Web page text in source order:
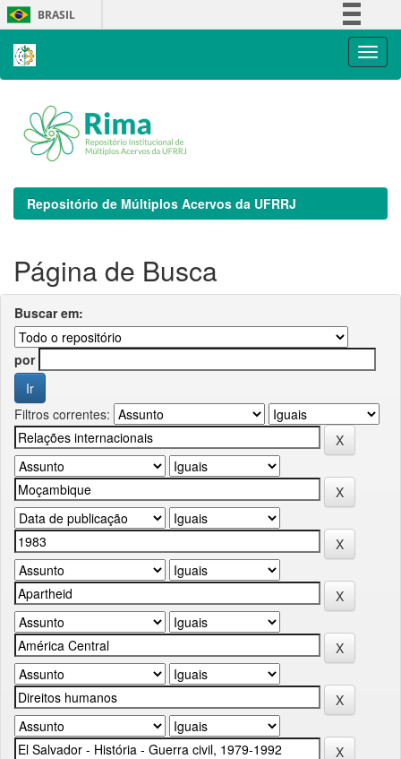
Skip
navigation
BRASIL
Repositório de Múltiplos Acervos da UFRRJ
Página de Busca
Buscar em:
por
Filtros correntes: